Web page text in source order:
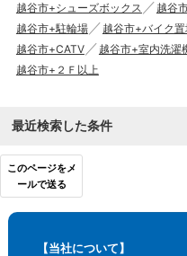
越谷市+シューズボックス
越谷
越谷市+駐輪場
越谷市+バイク
越谷市+CATV
越谷市+室内洗濯
越谷市+２Ｆ以上
最近検索した条件
このページをメ
ールで送る
【当社について】